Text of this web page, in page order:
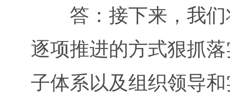
答：接下来，我们
逐项推进的方式狠抓
子体系以及组织领导